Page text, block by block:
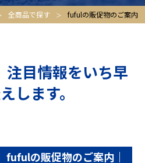
全商品で探す fufulの販促物のご案内
注目情報をいち早
します。
fufulの販促物のご案内｜